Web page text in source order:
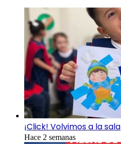
¡Click! Volvimos a la sala
Hace 2 semanas